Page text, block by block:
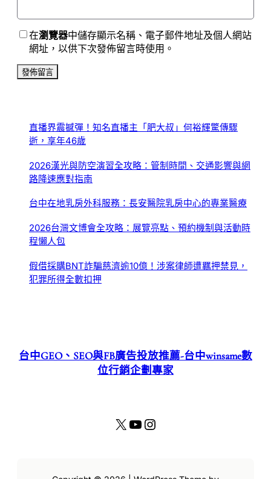
在瀏覽器中儲存顯示名稱、電子郵件地址及個人網站
網址，以供下次發佈留言時使用。
直播界震撼彈！知名直播主「肥大叔」何裕輝驚傳驟
逝，享年46歲
2026漢光與防空演習全攻略：管制時間、交通影響與網
路降速應對指南
台中在地乳房外科服務：長安醫院乳房中心的專業醫療
2026台灣文博會全攻略：展覽亮點、預約機制與活動時
程懶人包
假借採購BNT詐騙慈濟逾10億！涉案律師遭羈押禁見，
犯罪所得全數扣押
台中GEO、SEO與FB廣告投放推薦-台中winsame數
位行銷企劃專家
X YouTube Instagram